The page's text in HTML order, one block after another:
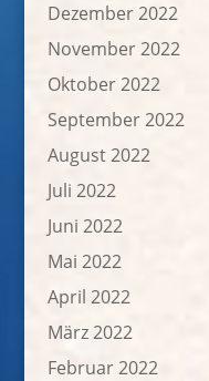
Dezember 2022
November 2022
Oktober 2022
September 2022
August 2022
Juli 2022
Juni 2022
Mai 2022
April 2022
März 2022
Februar 2022